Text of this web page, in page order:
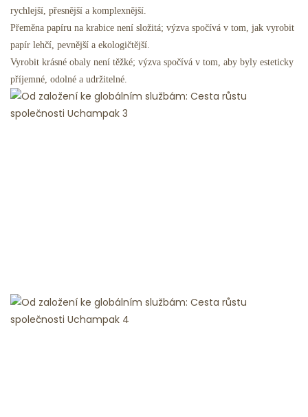
rychlejší, přesnější a komplexnější.
Přeměna papíru na krabice není složitá; výzva spočívá v tom, jak vyrobit
papír lehčí, pevnější a ekologičtější.
Vyrobit krásné obaly není těžké; výzva spočívá v tom, aby byly esteticky
příjemné, odolné a udržitelné.